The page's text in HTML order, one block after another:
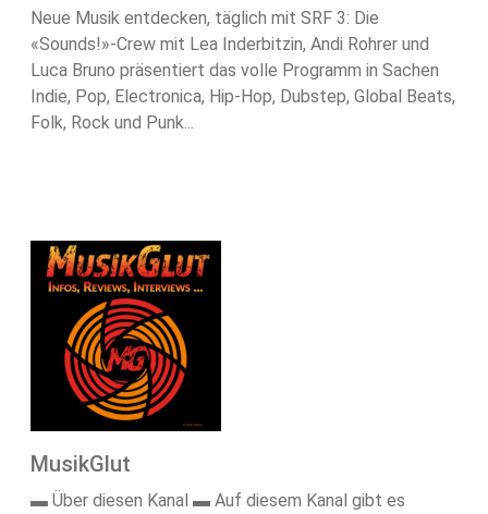
Neue Musik entdecken, täglich mit SRF 3: Die
«Sounds!»-Crew mit Lea Inderbitzin, Andi Rohrer und
Luca Bruno präsentiert das volle Programm in Sachen
Indie, Pop, Electronica, Hip-Hop, Dubstep, Global Beats,
Folk, Rock und Punk...
MusikGlut
▬ Über diesen Kanal ▬ Auf diesem Kanal gibt es